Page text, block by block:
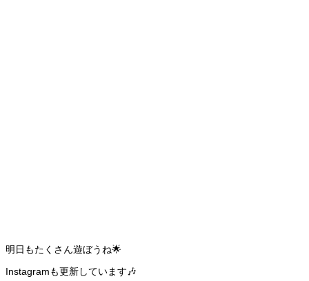
明日もたくさん遊ぼうね🌟
Instagramも更新しています🎶